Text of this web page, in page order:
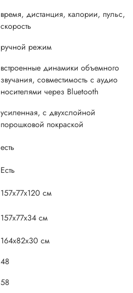
время, дистанция, калории, пульс,
скорость
ручной режим
встроенные динамики объемного
звучания, совместимость с аудио
носителями через Bluetooth
усиленная, с двухслойной
порошковой покраской
есть
Есть
157х77х120 см
157х77х34 см
164х82х30 см
48
58